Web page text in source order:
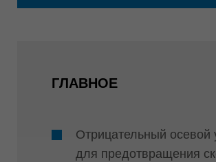
ГЛАВНОЕ
Отрицательный осевой
для предотвращения